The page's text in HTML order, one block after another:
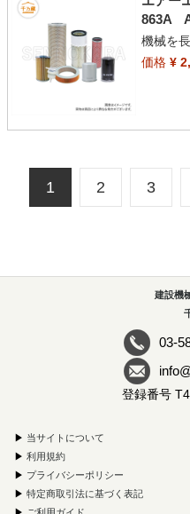
863A
機械を
価格¥
1 2 3
建設機
03-
登録番号
▶ 当サイトについて
▶ 利用規約
▶ プライバシーポリシー
▶ 特定商取引法に基づく表記